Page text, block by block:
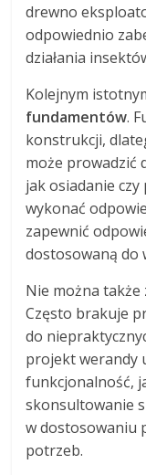
drewno
odpowiednio
działania
Kolejnym
fundamentów.
konstrukcji,
może prowadzić
jak osiadanie czy
wykonać
zapewnić
dostosowaną do
Nie można także
Często brakuje
do
projekt werandy
funkcjonalność,
skonsultowanie
w dostosowaniu
potrzeb.